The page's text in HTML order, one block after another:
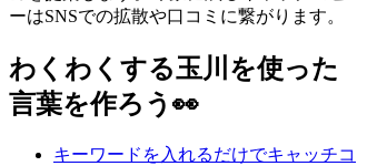
ーはSNSでの拡散や口コミに繋がります。
わくわくする玉川を使った
言葉を作ろう👀
キーワードを入れるだけでキャッチコ